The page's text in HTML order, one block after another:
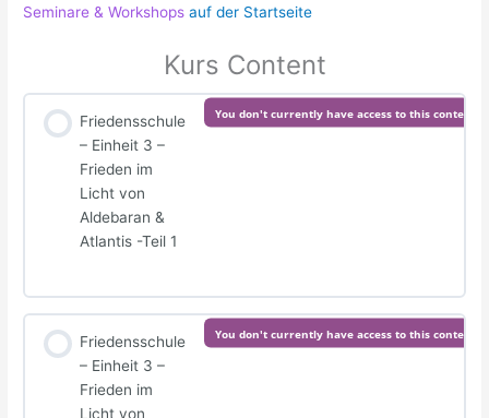
Seminare & Workshopsauf der Startseite
Kurs Content
Friedensschule
– Einheit 3 –
Frieden im
Licht von
Aldebaran &
Atlantis -Teil 1
You don't currently have access to this content
Friedensschule
– Einheit 3 –
Frieden im
Licht von
You don't currently have access to this content